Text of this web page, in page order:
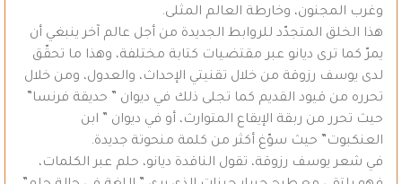
وغرب المجنون، وخارطة العالم المثلى.
هذا الخلق المتجدّد للروابط الجديدة من أجل عالم آخر ينبغي أن
يمرّ كما ترى ديانو عبر مقتضيات كتابة مختلفة، وهذا ما تحقّق
لدى يوسف رزوقة من خلال تقنيتي الإحداث، والعدول، ومن خلال
تحرره من قيود القديم كما تجلى ذلك في ديوان ” حديقة فرنسا”
حيث تحرر من ربقة الإيقاع المتوارث، أو في ديوان ” ابن
العنكبوت” حيث سوّغ أكثر من كلمة منحوتة جديدة.
في شعر يوسف رزوقة، تقول الناقدة ديانو، حلم عبر الكلمات،